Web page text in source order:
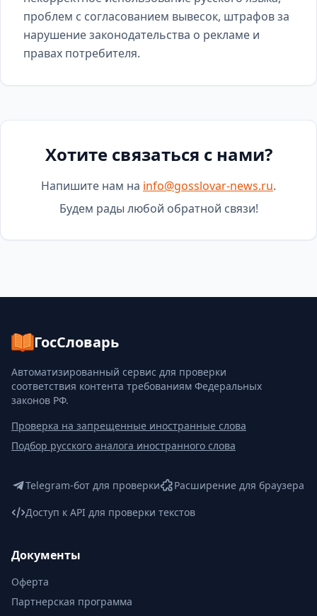
проблем с согласованием вывесок, штрафов за
нарушение законодательства о рекламе и
правах потребителя.
Хотите связаться с нами?
Напишите нам на info@gosslovar-news.ru.
Будем рады любой обратной связи!
ГосСловарь
Автоматизированный сервис для проверки
соответствия контента требованиям Федеральных
законов РФ.
Проверка на запрещенные иностранные слова
Подбор русского аналога иностранного слова
Telegram-бот для проверки
Расширение для браузера
Доступ к API для проверки текстов
Документы
Оферта
Партнерская программа